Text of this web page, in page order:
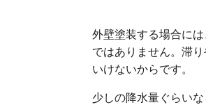
外壁塗装する場合に
ではありません。滞
いけないからです。
少しの降水量ぐらい